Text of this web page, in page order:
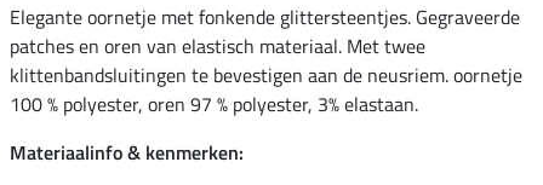
Elegante oornetje met fonkende glittersteentjes. Gegraveerde
patches en oren van elastisch materiaal. Met twee
klittenbandsluitingen te bevestigen aan de neusriem. oornetje
100 % polyester, oren 97 % polyester, 3% elastaan.
Materiaalinfo & kenmerken: